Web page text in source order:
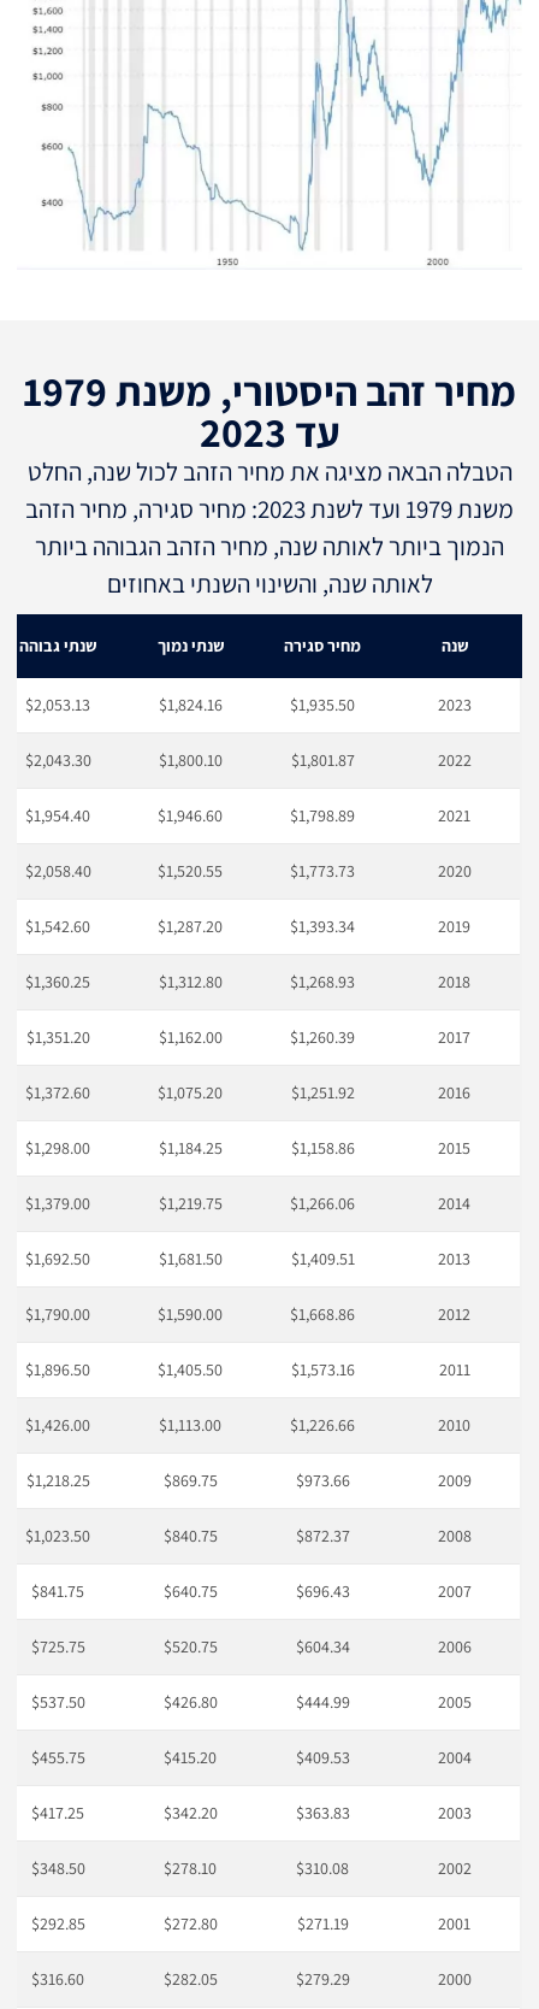
מחיר זהב היסטורי, משנת 1979
עד 2023
הטבלה הבאה מציגה את מחיר הזהב לכול שנה, החלט
משנת 1979 ועד לשנת 2023: מחיר סגירה, מחיר הזהב
הנמוך ביותר לאותה שנה, מחיר הזהב הגבוהה ביותר
לאותה שנה, והשינוי השנתי באחוזים
שנה מחיר סגירה שנתי נמוך שנתי גבוהה
2023
$1,935.50
$1,824.16
$2,053.13
2022
$1,801.87
$1,800.10
$2,043.30
2021
$1,798.89
$1,946.60
$1,954.40
2020
$1,773.73
$1,520.55
$2,058.40
2019
$1,393.34
$1,287.20
$1,542.60
2018
$1,268.93
$1,312.80
$1,360.25
2017
$1,260.39
$1,162.00
$1,351.20
2016
$1,251.92
$1,075.20
$1,372.60
2015
$1,158.86
$1,184.25
$1,298.00
2014
$1,266.06
$1,219.75
$1,379.00
2013
$1,409.51
$1,681.50
$1,692.50
2012
$1,668.86
$1,590.00
$1,790.00
2011
$1,573.16
$1,405.50
$1,896.50
2010
$1,226.66
$1,113.00
$1,426.00
2009
$973.66
$869.75
$1,218.25
2008
$872.37
$840.75
$1,023.50
2007
$696.43
$640.75
$841.75
2006
$604.34
$520.75
$725.75
2005
$444.99
$426.80
$537.50
2004
$409.53
$415.20
$455.75
2003
$363.83
$342.20
$417.25
2002
$310.08
$278.10
$348.50
2001
$271.19
$272.80
$292.85
2000
$279.29
$282.05
$316.60